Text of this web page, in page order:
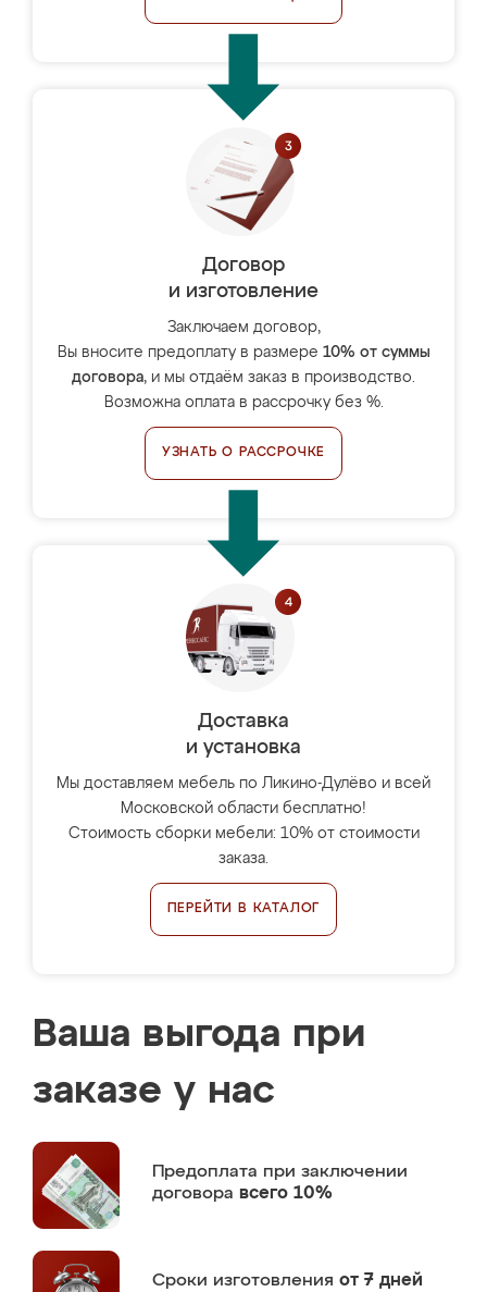
Договор
и изготовление
Заключаем договор,
Вы вносите предоплату в размере 10% от суммы
договора, и мы отдаём заказ в производство.
Возможна оплата в рассрочку без %.
УЗНАТЬ О РАССРОЧКЕ
Доставка
и установка
Мы доставляем мебель по Ликино-Дулёво и всей
Московской области бесплатно!
Стоимость сборки мебели: 10% от стоимости
заказа.
ПЕРЕЙТИ В КАТАЛОГ
Ваша выгода при
заказе у нас
Предоплата при заключении
договора всего 10%
Сроки изготовления от 7 дней